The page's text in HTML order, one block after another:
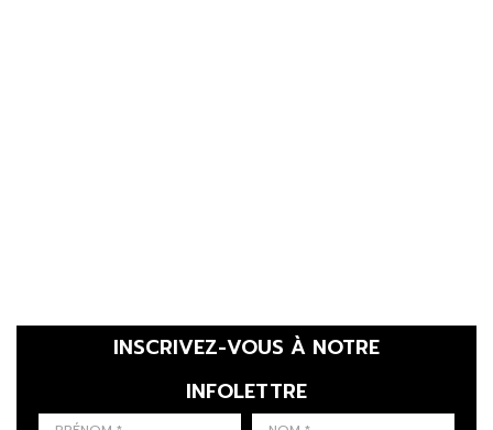
PRÉNOM
LAST NAME
INSCRIVEZ-VOUS À NOTRE
INFOLETTRE
LANGUE